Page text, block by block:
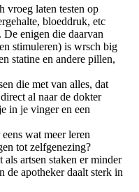
vroeg laten testen op
bloeddruk, etc
enigen die daarvan
stimuleren) is wrsch big
statine en andere pillen,
die met van alles, dat
al naar de dokter
in je vinger en een
wat meer leren
tot zelfgenezing?
artsen staken er minder
de apotheker daalt sterk in